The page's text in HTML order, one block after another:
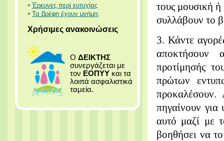
Έρευνες περί ευτυχίας
Τα βρέφη έχουν μνήμη;
Χρήσιμες ανακοινώσεις
Ο ΔΕΙΚΤΗΣ
συνεργάζεται με
τον ΕΟΠΥΥ και τα
λοιπά ασφαλιστικά
ταμεία.
τους μουσική ή
συλλάβουν το
3. Κάντε
αποκτήσουν
προτίμησής
πρώτων
προκαλέσουν.
πηγαίνουν για
αυτό μαζί με
βοηθήσει να